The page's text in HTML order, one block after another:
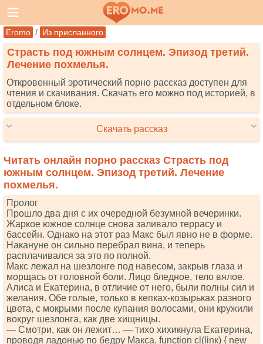
Eromo / Из присланного
Страсть под южным солнцем. Эпизод третий.
Лечение похмелья.
Откровенный эротический порно рассказ доступен для
чтения и скачивания. Скачать его можно под историей, в
отдельном блоке.
Скачать рассказ
Читать онлайн порно рассказ Страсть под
южным солнцем. Эпизод третий. Лечение
похмелья.
Пролог
Прошло два дня с их очередной безумной вечеринки.
Жаркое южное солнце снова заливало террасу и
бассейн. Однако на этот раз Макс был явно не в форме.
Накануне он сильно перебрал вина, и теперь
расплачивался за это по полной.
Макс лежал на шезлонге под навесом, закрыв глаза и
морщась от головной боли. Лицо бледное, тело вялое.
Алиса и Екатерина, в отличие от него, были полны сил и
желания. Обе голые, только в кепках-козырьках разного
цвета, с мокрыми после купания волосами, они кружили
вокруг шезлонга, как две хищницы.
— Смотри, как он лежит… — тихо хихикнула Екатерина,
проводя ладонью по бедру Макса. funсtiоn сl(linк) { nеw